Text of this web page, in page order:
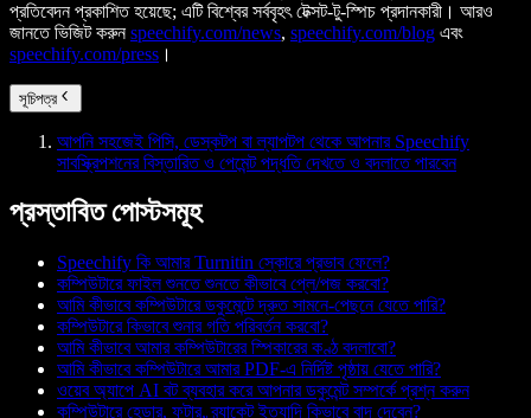
প্রতিবেদন প্রকাশিত হয়েছে; এটি বিশ্বের সর্ববৃহৎ টেক্সট-টু-স্পিচ প্রদানকারী। আরও
জানতে ভিজিট করুনspeechify.com/news, speechify.com/blog এবং
speechify.com/press ।
সূচিপত্র
আপনি সহজেই পিসি, ডেস্কটপ বা ল্যাপটপ থেকে আপনার Speechify
সাবস্ক্রিপশনের বিস্তারিত ও পেমেন্ট পদ্ধতি দেখতে ও বদলাতে পারবেন
প্রস্তাবিত পোস্টসমূহ
Speechify কি আমার Turnitin স্কোরে প্রভাব ফেলে?
কম্পিউটারে ফাইল শুনতে শুনতে কীভাবে প্লে/পজ করবো?
আমি কীভাবে কম্পিউটারে ডকুমেন্টে দ্রুত সামনে-পেছনে যেতে পারি?
কম্পিউটারে কিভাবে শুনার গতি পরিবর্তন করবো?
আমি কীভাবে আমার কম্পিউটারের স্পিকারের কণ্ঠ বদলাবো?
আমি কীভাবে কম্পিউটারে আমার PDF-এ নির্দিষ্ট পৃষ্ঠায় যেতে পারি?
ওয়েব অ্যাপে AI বট ব্যবহার করে আপনার ডকুমেন্ট সম্পর্কে প্রশ্ন করুন
কম্পিউটারে হেডার, ফুটার, ব্র্যাকেট ইত্যাদি কিভাবে বাদ দেবেন?